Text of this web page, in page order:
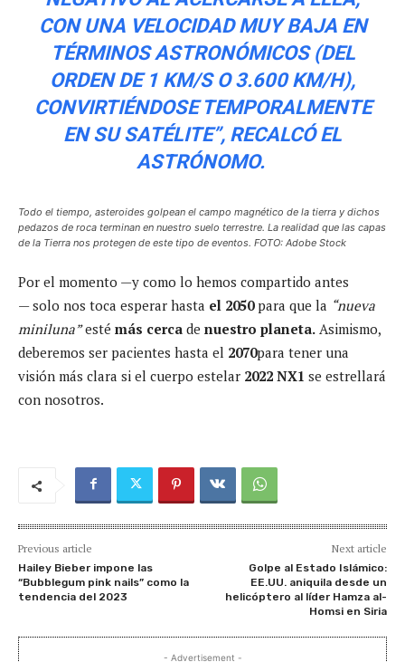
CON UNA VELOCIDAD MUY BAJA EN
TÉRMINOS ASTRONÓMICOS (DEL
ORDEN DE 1 KM/S O 3.600 KM/H),
CONVIRTIÉNDOSE TEMPORALMENTE
EN SU SATÉLITE”, RECALCÓ EL
ASTRÓNOMO.
Todo el tiempo, asteroides golpean el campo magnético de la tierra y dichos
pedazos de roca terminan en nuestro suelo terrestre. La realidad que las capas
de la Tierra nos protegen de este tipo de eventos. FOTO: Adobe Stock
Por el momento —y como lo hemos compartido antes
— solo nos toca esperar hasta el 2050para que la “nueva
miniluna”esté más cerca de nuestro planeta. Asimismo,
deberemos ser pacientes hasta el 2070para tener una
visión más clara si el cuerpo estelar 2022 NX1 se estrellará
con nosotros.
Previous article
Hailey Bieber impone las
“Bubblegum pink nails” como la
tendencia del 2023
Next article
Golpe al Estado Islámico:
EE.UU. aniquila desde un
helicóptero al líder Hamza al-
Homsi en Siria
- Advertisement -